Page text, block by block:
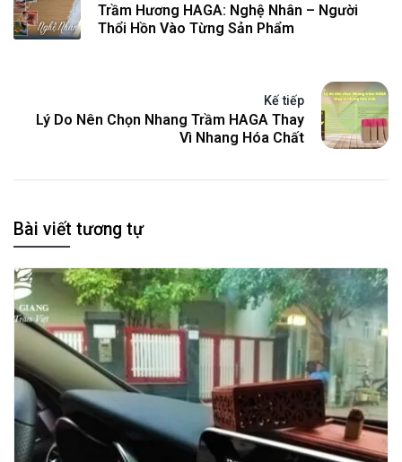
Trầm Hương HAGA: Nghệ Nhân – Người
Thổi Hồn Vào Từng Sản Phẩm
Kế tiếp
Lý Do Nên Chọn Nhang Trầm HAGA Thay
Vì Nhang Hóa Chất
Bài viết tương tự